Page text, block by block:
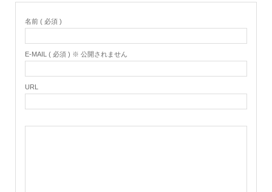
名前 ( 必須 )
E-MAIL ( 必須 ) ※ 公開されません
URL